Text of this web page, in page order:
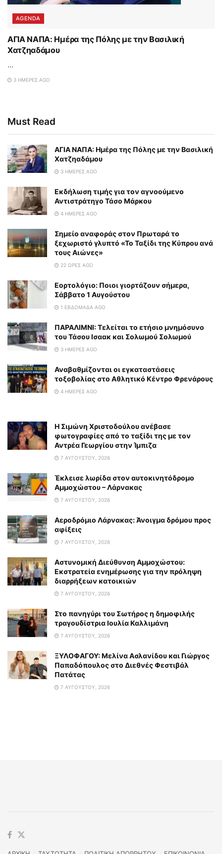
AGENDA
ΑΓΙΑ ΝΑΠΑ: Ημέρα της Πόλης με την Βασιλική
Χατζηαδάμου
...
3 ΗΜΈΡΕΣ AGO
Must Read
ΑΓΙΑ ΝΑΠΑ: Ημέρα της Πόλης με την Βασιλική
Χατζηαδάμου
3 ΗΜΈΡΕΣ AGO
Εκδήλωση τιμής για τον αγνοούμενο
Αντιστράτηγο Τάσο Μάρκου
4 ΗΜΈΡΕΣ AGO
Σημείο αναφοράς στον Πρωταρά το
ξεχωριστό γλυπτό «Το Ταξίδι της Κύπρου ανά
τους Αιώνες»
22 ΏΡΕΣ AGO
Εορτολόγιο: Ποιοι γιορτάζουν σήμερα,
Σάββατο 1 Αυγούστου
1 ΕΒΔΟΜΆΔΑ AGO
ΠΑΡΑΛΙΜΝΙ: Τελείται το ετήσιο μνημόσυνο
του Τάσου Ισαακ και Σολωμού Σολωμού
3 ΗΜΈΡΕΣ AGO
Αναβαθμίζονται οι εγκαταστάσεις
τοξοβολίας στο Αθλητικό Κέντρο Φρενάρους
4 ΗΜΈΡΕΣ AGO
Η Σιμώνη Χριστοδούλου ανέβασε
φωτογραφίες από το ταξίδι της με τον
Αντρέα Γεωργίου στην Ίμπιζα
7 ΑΥΓΟΎΣΤΟΥ, 2026
Έκλεισε λωρίδα στον αυτοκινητόδρομο
Αμμοχώστου – Λάρνακας
7 ΑΥΓΟΎΣΤΟΥ, 2026
Αεροδρόμιο Λάρνακας: Άνοιγμα δρόμου προς
αφίξεις
7 ΑΥΓΟΎΣΤΟΥ, 2026
Αστυνομική Διεύθυνση Αμμοχώστου:
Εκστρατεία ενημέρωσης για την πρόληψη
διαρρήξεων κατοικιών
7 ΑΥΓΟΎΣΤΟΥ, 2026
Στο πανηγύρι του Σωτήρος η δημοφιλής
τραγουδίστρια Ιουλία Καλλιμάνη
7 ΑΥΓΟΎΣΤΟΥ, 2026
ΞΥΛΟΦΑΓΟΥ: Μελίνα Ασλανίδου και Γιώργος
Παπαδόπουλος στο Διεθνές Φεστιβάλ
Πατάτας
7 ΑΥΓΟΎΣΤΟΥ, 2026